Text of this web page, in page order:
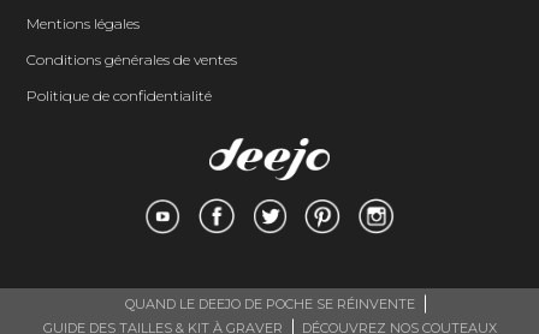
Mentions légales
Conditions générales de ventes
Politique de confidentialité
QUAND LE DEEJO DE POCHE SE RÉINVENTE
GUIDE DES TAILLES & KIT À GRAVER
DÉCOUVREZ NOS COUTEAUX